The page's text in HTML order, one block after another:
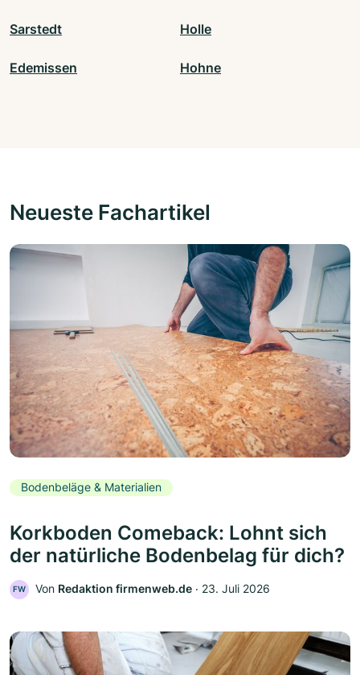
Sarstedt Holle
Edemissen Hohne
Neueste Fachartikel
Bodenbeläge & Materialien
Korkboden Comeback: Lohnt sich
der natürliche Bodenbelag für dich?
FW Von Redaktion firmenweb.de ‧ 23. Juli 2026